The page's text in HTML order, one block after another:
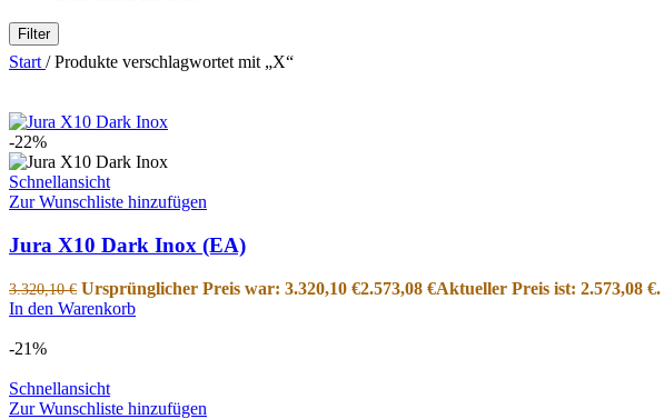
Filter
Start / Produkte verschlagwortet mit „X“
-22%
Schnellansicht
Zur Wunschliste hinzufügen
Jura X10 Dark Inox (EA)
3.320,10€ Ursprünglicher Preis war: 3.320,10 €2.573,08 €Aktueller Preis ist: 2.573,08 €.
In den Warenkorb
-21%
Schnellansicht
Zur Wunschliste hinzufügen